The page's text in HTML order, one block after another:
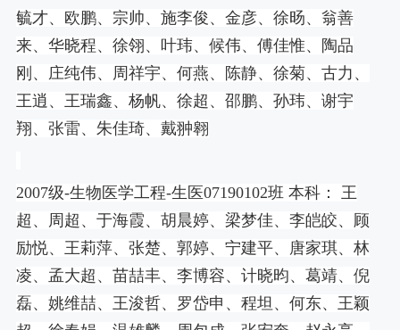
毓才、欧鹏、宗帅、施李俊、金彦、徐旸、翁善
来、华晓程、徐翎、叶玮、候伟、傅佳惟、陶品
刚、庄纯伟、周祥宇、何燕、陈静、徐菊、古力、
王逍、王瑞鑫、杨帆、徐超、邵鹏、孙玮、谢宇
翔、张雷、朱佳琦、戴翀翱
2007级-生物医学工程-生医07190102班 本科： 王
超、周超、于海霞、胡晨婷、梁梦佳、李皑皎、顾
励悦、王莉萍、张楚、郭婷、宁建平、唐家琪、林
凌、孟大超、苗喆丰、李博容、计晓昀、葛靖、倪
磊、姚维喆、王浚哲、罗岱申、程坦、何东、王颖